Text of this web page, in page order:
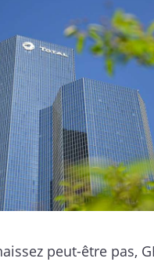
peut-être pas,